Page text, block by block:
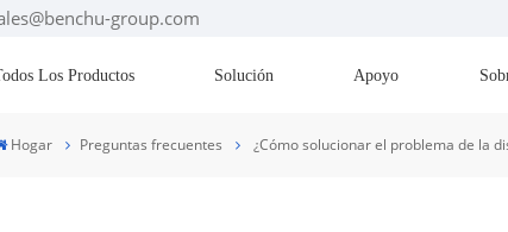
group.com
Los Productos Solución Apoyo
Hogar Preguntas frecuentes ¿Cómo solucionar el problema de la